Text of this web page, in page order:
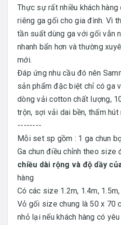
Thực sự rất nhiều khách
riêng ga gối cho gia đình. Vì
tần suất dùng ga với gối vẫn
nhanh bẩn hơn và thường
mới.
Đáp ứng nhu cầu đó nên
sản phẩm đặc biệt chỉ có ga
dòng vải cotton chất lượng,
trộn, sợi vải dai bền, thấm hút
--------
Mỗi set sp gồm : 1 ga chun
Ga chun điều chỉnh theo size
chiều dài rộng và độ dầy
hàng
Có các size 1.2m, 1.4m, 1.5m,
Vỏ gối size chung là 50 x 70
nhỏ lại nếu khách hàng có